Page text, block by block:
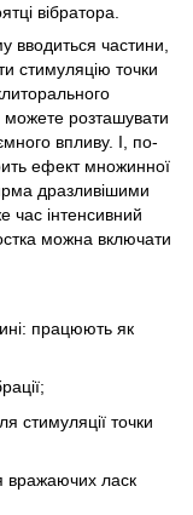
вібратора.
вводиться частини,
стимуляцію точки
можете розташувати
впливу. І, по-
ефект множинної
дразливішими
час інтенсивний
можна включати
працюють як
стимуляції точки
вражаючих ласк